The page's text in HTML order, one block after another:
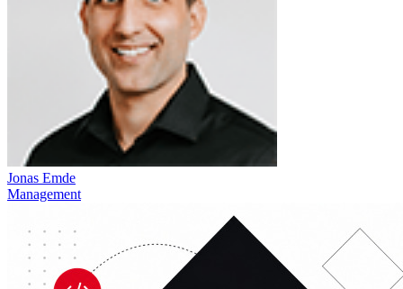
Jonas Emde
Management